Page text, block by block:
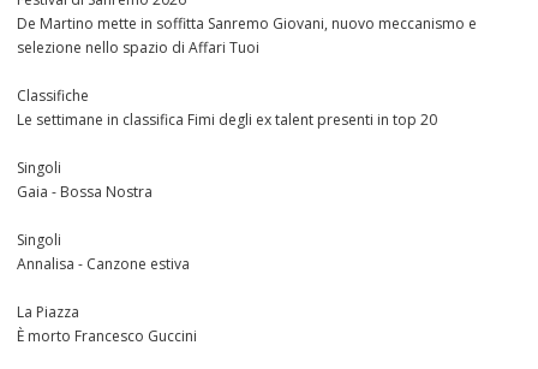
De Martino mette in soffitta Sanremo Giovani, nuovo meccanismo e
selezione nello spazio di Affari Tuoi
Classifiche
Le settimane in classifica Fimi degli ex talent presenti in top 20
Singoli
Gaia - Bossa Nostra
Singoli
Annalisa - Canzone estiva
La Piazza
È morto Francesco Guccini